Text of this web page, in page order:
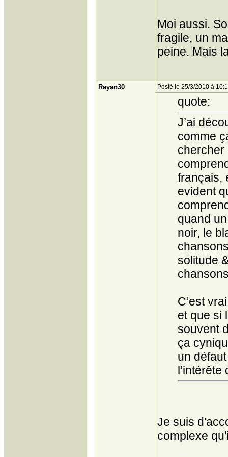
Moi aussi.
fragile, un
peine. Mais
Rayan30 Posté le 25/3/2010 à
quote:
J’ai
comme
chercher
français,
evident
quand
noir, le
solitude
C’est
et que si
souvent
ça
un
Je suis
complexe